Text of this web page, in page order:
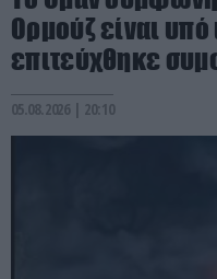
Ορμούζ είναι υπό
επιτεύχθηκε
05.08.2026 | 20:10